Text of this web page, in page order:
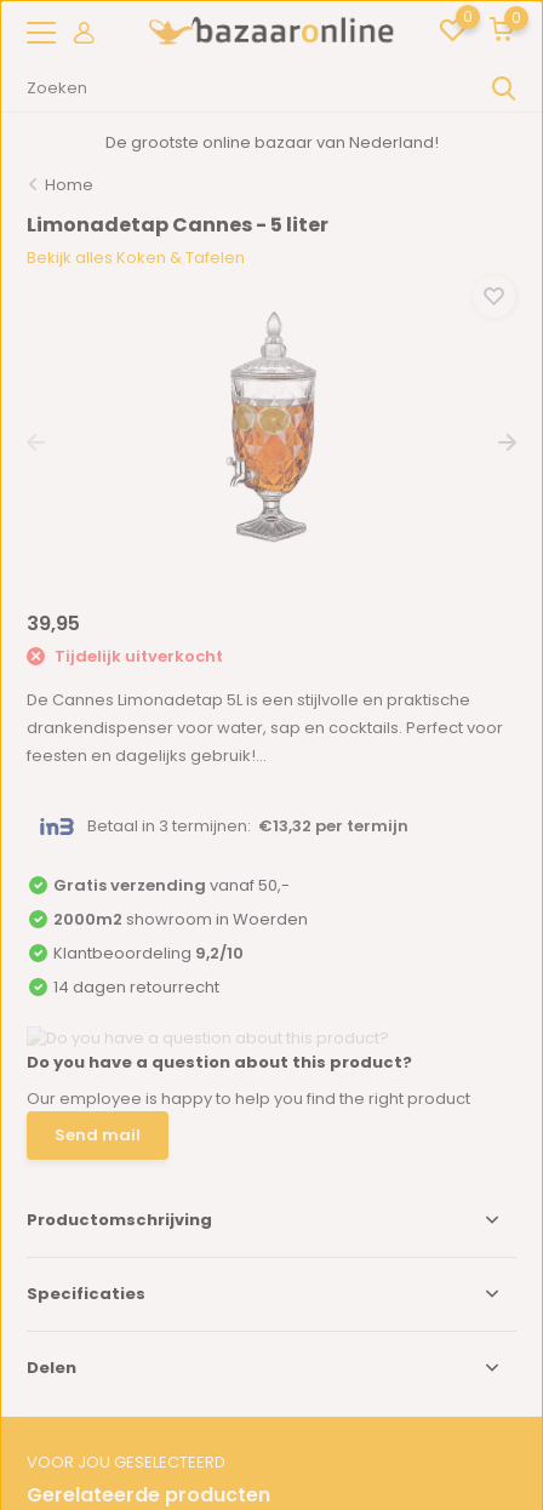
0 0
De grootste online bazaar van Nederland!
Home
Limonadetap Cannes - 5 liter
Bekijk alles Koken & Tafelen
39,95
Tijdelijk uitverkocht
De Cannes Limonadetap 5L is een stijlvolle en praktische
drankendispenser voor water, sap en cocktails. Perfect voor
feesten en dagelijks gebruik!...
Betaal in 3 termijnen: €13,32 per termijn
Gratis verzending vanaf 50,-
2000m2 showroom in Woerden
Klantbeoordeling 9,2/10
14 dagen retourrecht
Do you have a question about this product?
Our employee is happy to help you find the right product
Send mail
Productomschrijving
Specificaties
Delen
VOOR JOU GESELECTEERD
Gerelateerde producten